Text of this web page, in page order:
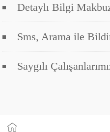
Detaylı Bilgi
Sms, Arama ile
Saygılı